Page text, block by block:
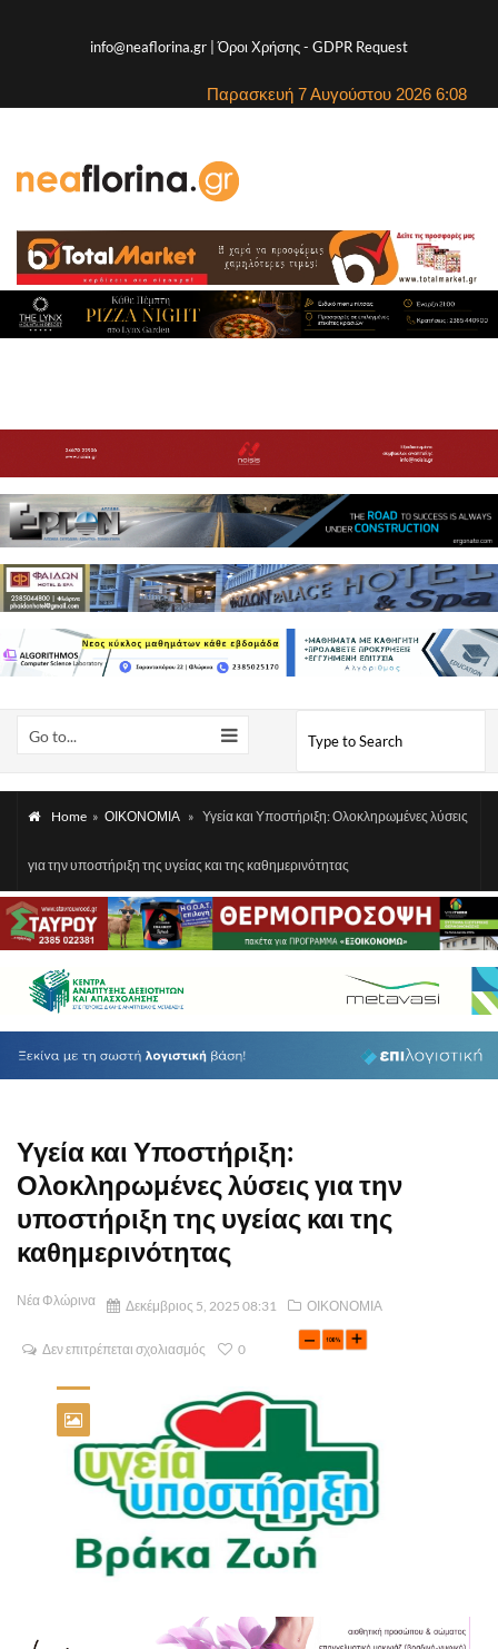
info@neaflorina.gr |Όροι Χρήσης- GDPR Request
Παρασκευή 7 Αυγούστου 2026 6:08
Go to...
Home » ΟΙΚΟΝΟΜΙΑ » Υγεία και Υποστήριξη: Ολοκληρωμένες λύσεις
για την υποστήριξη της υγείας και της καθημερινότητας
Υγεία και Υποστήριξη:
Ολοκληρωμένες λύσεις για την
υποστήριξη της υγείας και της
καθημερινότητας
Νέα Φλώρινα Δεκέμβριος 5, 2025 08:31 ΟΙΚΟΝΟΜΙΑ
Δεν επιτρέπεται σχολιασμός 0